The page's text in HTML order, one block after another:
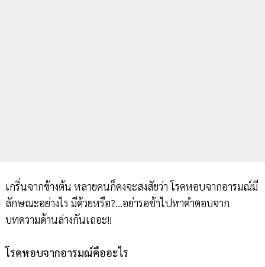
เกริ่นจากข้างต้น หลายคนก็คงจะสงสัยว่า โรคหอบจากอารมณ์มี
ลักษณะอย่างไร มีด้วยหรือ?...อย่ารอช้าไปหาคำตอบจาก
บทความด้านล่างกันเถอะ!!
โรคหอบจากอารมณ์คืออะไร